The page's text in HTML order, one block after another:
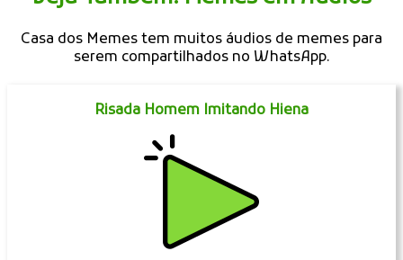
Casa dos Memes tem muitos áudios de memes para
serem compartilhados no WhatsApp.
Risada Homem Imitando Hiena